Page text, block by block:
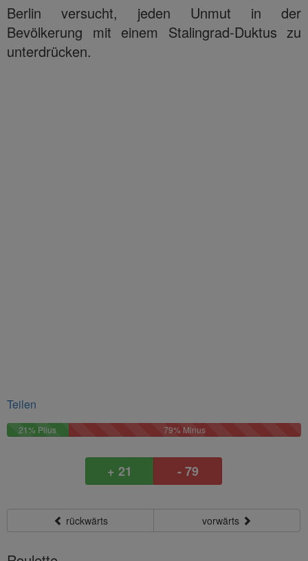
Berlin versucht, jeden Unmut in der
Bevölkerung mit einem Stalingrad-Duktus zu
unterdrücken.
Teilen
21% Plius21%
79% Minus79%
+ 21 - 79
rückwärts vorwärts